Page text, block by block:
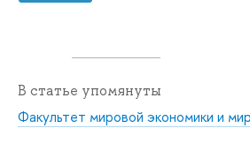
В статье упомянуты
Факультет мировой экономики и